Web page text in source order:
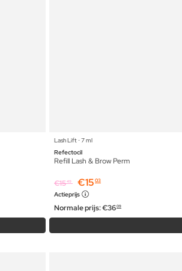
Lash Lift ⋅ 7 ml
Refectocil
Refill Lash & Brow Perm
€1549 €15 03
Actieprijs
Normale prijs:€3609